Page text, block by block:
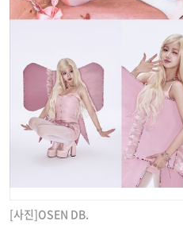
[사진]OSEN DB.